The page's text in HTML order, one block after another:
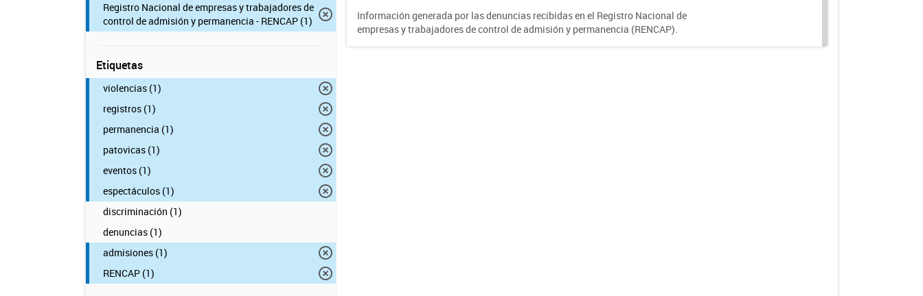
Registro Nacional de empresas y trabajadores de
control de admisión y permanencia - RENCAP (1)
Etiquetas
violencias (1)
registros (1)
permanencia (1)
patovicas (1)
eventos (1)
espectáculos (1)
discriminación (1)
denuncias (1)
admisiones (1)
RENCAP (1)
Información generada por las denuncias recibidas en el Registro Nacional de
empresas y trabajadores de control de admisión y permanencia (RENCAP).